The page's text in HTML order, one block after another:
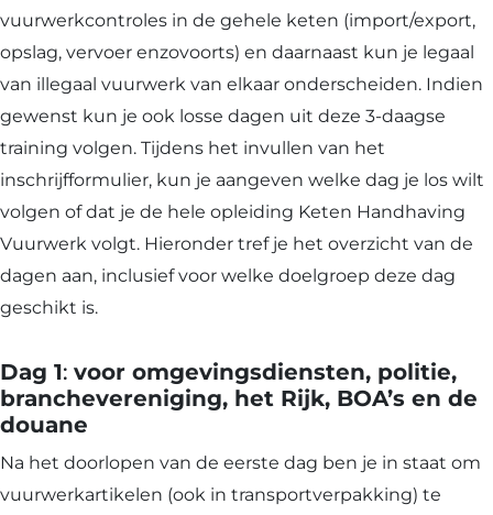
vuurwerkcontroles in de gehele keten (import/export,
opslag, vervoer enzovoorts) en daarnaast kun je legaal
van illegaal vuurwerk van elkaar onderscheiden. Indien
gewenst kun je ook losse dagen uit deze 3-daagse
training volgen. Tijdens het invullen van het
inschrijfformulier, kun je aangeven welke dag je los wilt
volgen of dat je de hele opleiding Keten Handhaving
Vuurwerk volgt. Hieronder tref je het overzicht van de
dagen aan, inclusief voor welke doelgroep deze dag
geschikt is.
Dag 1: voor omgevingsdiensten, politie,
branchevereniging, het Rijk, BOA’s en de
douane
Na het doorlopen van de eerste dag ben je in staat om
vuurwerkartikelen (ook in transportverpakking) te